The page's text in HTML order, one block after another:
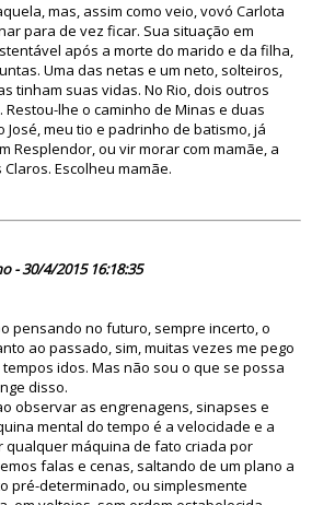
mas, assim como veio, vovó Carlota
para de vez ficar. Sua situação em
após a morte do marido e da filha,
Uma das netas e um neto, solteiros,
tinham suas vidas. No Rio, dois outros
lhe o caminho de Minas e duas
José, meu tio e padrinho de batismo, já
Resplendor, ou vir morar com mamãe, a
Escolheu mamãe.
- 30/4/2015 16:18:35
pensando no futuro, sempre incerto, o
ao passado, sim, muitas vezes me pego
idos. Mas não sou o que se possa
disso.
observar as engrenagens, sinapses e
mental do tempo é a velocidade e a
qualquer máquina de fato criada por
falas e cenas, saltando de um plano a
pré-determinado, ou simplesmente